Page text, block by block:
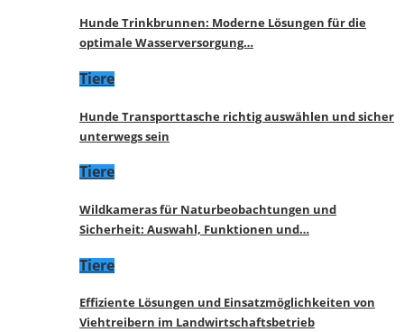
Hunde Trinkbrunnen: Moderne Lösungen für die
optimale Wasserversorgung…
Tiere
Hunde Transporttasche richtig auswählen und sicher
unterwegs sein
Tiere
Wildkameras für Naturbeobachtungen und
Sicherheit: Auswahl, Funktionen und…
Tiere
Effiziente Lösungen und Einsatzmöglichkeiten von
Viehtreibern im Landwirtschaftsbetrieb